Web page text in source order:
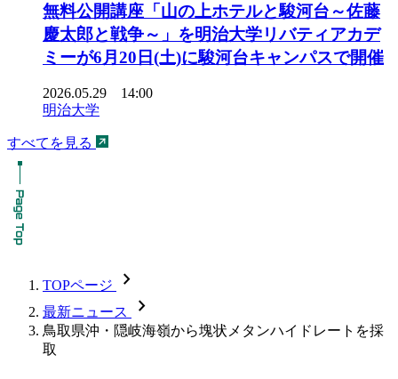
無料公開講座「山の上ホテルと駿河台～佐藤
慶太郎と戦争～」を明治大学リバティアカデ
ミーが6月20日(土)に駿河台キャンパスで開催
2026.05.29 14:00
明治大学
すべてを見る
TOPページ chevron_forward
最新ニュース chevron_forward
鳥取県沖・隠岐海嶺から塊状メタンハイドレートを採
取